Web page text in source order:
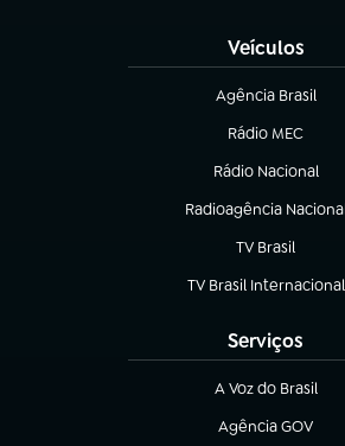
Veículos
Agência Brasil
(abre em nova aba)
Rádio MEC
(abre em nova
Rádio Nacional
Radioagência
(abre em nova aba)
TV Brasil
(abre em nova
TV Brasil Internacional
(abre em nova aba)
Serviços
A Voz do Brasil
(abre em nova aba)
Agência GOV
(abre em nova aba)